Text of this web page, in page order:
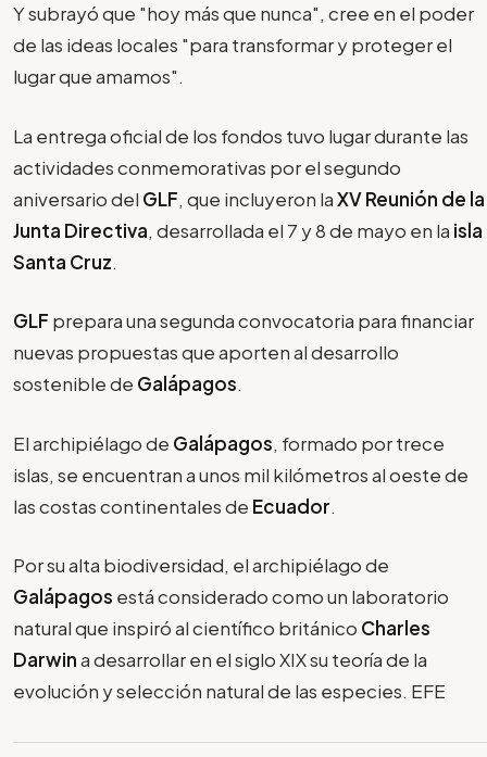
Y subrayó que "hoy más que nunca", cree en el poder
de las ideas locales "para transformar y proteger el
lugar que amamos".
La entrega oficial de los fondos tuvo lugar durante las
actividades conmemorativas por el segundo
aniversario del GLF, que incluyeron laXV Reunión de la
Junta Directiva, desarrollada el 7 y 8 de mayo en la isla
Santa Cruz.
GLF prepara una segunda convocatoria para financiar
nuevas propuestas que aporten al desarrollo
sostenible de Galápagos.
El archipiélago de Galápagos, formado por trece
islas, se encuentran a unos mil kilómetros al oeste de
las costas continentales de Ecuador.
Por su alta biodiversidad, el archipiélago de
Galápagos está considerado como un laboratorio
natural que inspiró al científico británico Charles
Darwina desarrollar en el siglo XIX su teoría de la
evolución y selección natural de las especies. EFE